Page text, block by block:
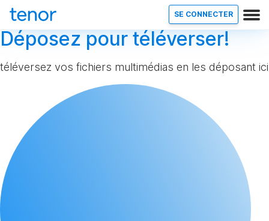
SE CONNECTER
Déposez pour téléverser!
téléversez vos fichiers multimédias en les déposant ici